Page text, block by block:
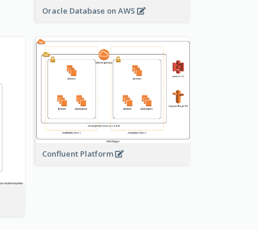
Oracle Database on AWS
Confluent Platform